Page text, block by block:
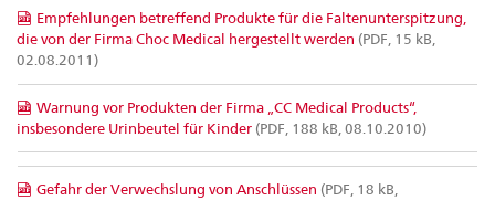
Empfehlungen betreffend Produkte für die Faltenunterspitzung,
die von der Firma Choc Medical hergestellt werden (PDF, 15 kB,
02.08.2011)
Warnung vor Produkten der Firma „CC Medical Products“,
insbesondere Urinbeutel für Kinder (PDF, 188 kB, 08.10.2010)
Gefahr der Verwechslung von Anschlüssen (PDF, 18 kB,